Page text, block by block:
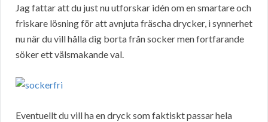
Jag fattar att du just nu utforskar idén om en smartare och
friskare lösning för att avnjuta fräscha drycker, i synnerhet
nu när du vill hålla dig borta från socker men fortfarande
söker ett välsmakande val.
Eventuellt du vill ha en dryck som faktiskt passar hela